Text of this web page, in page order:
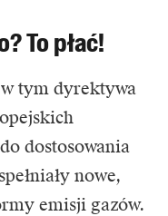
To płać!
tym dyrektywa
dostosowania
nowe,
emisji gazów.